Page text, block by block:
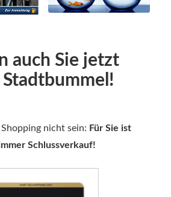
auch Sie jetzt
Stadtbummel!
nicht sein: Für Sie ist
Schlussverkauf!